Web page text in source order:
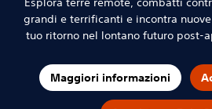
grandi e terrificanti e incontra
tuo ritorno nel lontano futuro post-
Maggiori informazioni